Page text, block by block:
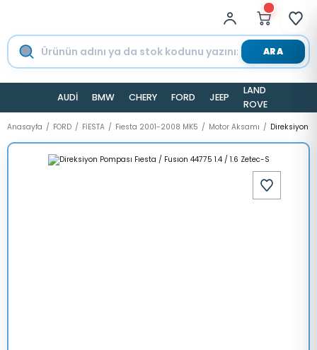
ARA
AUDİ BMW CHERY FORD JEEP
LAND
ROVER
Anasayfa FORD FİESTA Fiesta 2001-2008 MK5 Motor Aksamı Direksiyon